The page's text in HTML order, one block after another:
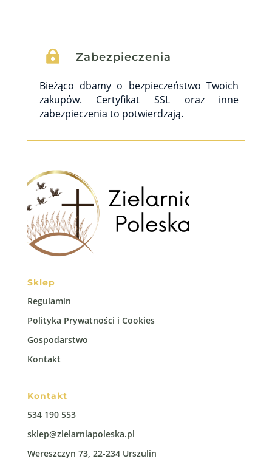
 Zabezpieczenia
Bieżąco dbamy o bezpieczeństwo Twoich
zakupów. Certyfikat SSL oraz inne
zabezpieczenia to potwierdzają.
Sklep
Regulamin
Polityka Prywatności i Cookies
Gospodarstwo
Kontakt
Kontakt
534 190 553
sklep@zielarniapoleska.pl
Wereszczyn 73, 22-234 Urszulin